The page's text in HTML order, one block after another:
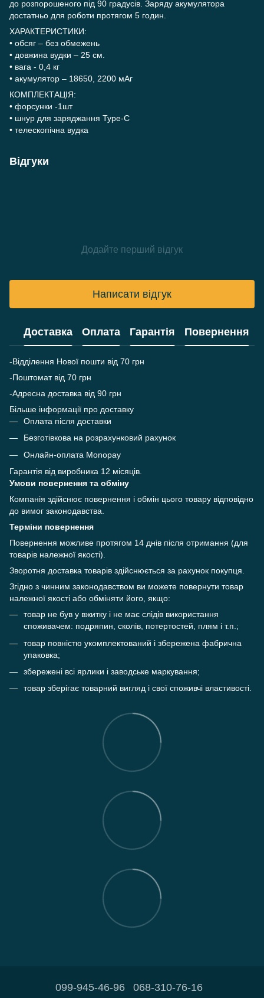
до розпорошеного під 90 градусів. Заряду акумулятора
достатньо для роботи протягом 5 годин.
ХАРАКТЕРИСТИКИ:
• обсяг – без обмежень
• довжина вудки – 25 см.
• вага - 0,4 кг
• акумулятор – 18650, 2200 мАг
КОМПЛЕКТАЦІЯ:
• форсунки -1шт
• шнур для заряджання Type-C
• телескопічна вудка
Відгуки
Додайте перший відгук
Написати відгук
Доставка Оплата Гарантія Повернення
-Відділення Нової пошти від 70 грн
-Поштомат від 70 грн
-Адресна доставка від 90 грн
Більше інформації про доставку
Оплата після доставки
Безготівкова на розрахунковий рахунок
Онлайн-оплата Monopay
Гарантія від виробника 12 місяців.
Умови повернення та обміну
Компанія здійснює повернення і обмін цього товару відповідно
до вимог законодавства.
Терміни повернення
Повернення можливе протягом 14 днів після отримання (для
товарів належної якості).
Зворотня доставка товарів здійснюється за рахунок покупця.
Згідно з чинним законодавством ви можете повернути товар
належної якості або обміняти його, якщо:
товар не був у вжитку і не має слідів використання
споживачем: подряпин, сколів, потертостей, плям і т.п.;
товар повністю укомплектований і збережена фабрична
упаковка;
збережені всі ярлики і заводське маркування;
товар зберігає товарний вигляд і свої споживчі властивості.
099-945-46-96 068-310-76-16